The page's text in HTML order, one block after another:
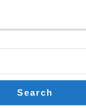
Search